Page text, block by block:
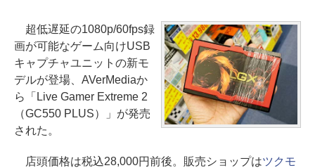
超低遅延の1080p/60fps録
画が可能なゲーム向けUSB
キャプチャユニットの新モ
デルが登場、AVerMediaか
ら「Live Gamer Extreme 2
（GC550 PLUS）」が発売
された。
店頭価格は税込28,000円前後。販売ショップはツクモ